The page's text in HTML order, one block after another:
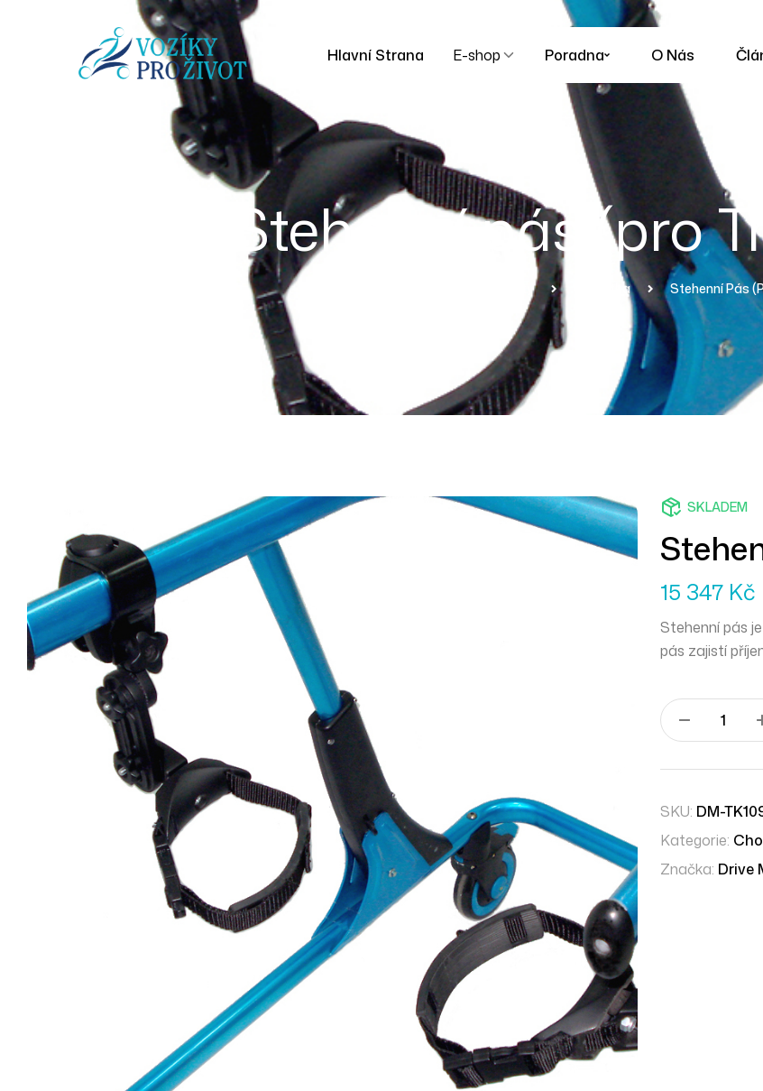
Hlavní Strana E-shop Poradna O Nás
Stehenní pás (pro
Produkty Chodítka Stehenní Pás
SKLADEM
15 347 Kč
Stehenní pás
pás zajistí
SKU: DM-
Kategorie:
Značka: Drive